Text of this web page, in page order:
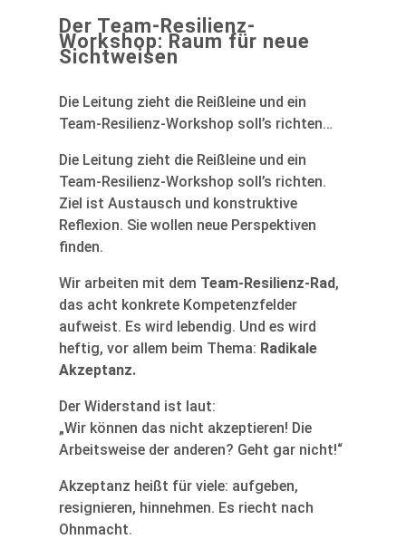
Der Team-Resilienz-
Workshop: Raum für neue
Sichtweisen
Die Leitung zieht die Reißleine und ein
Team-Resilienz-Workshop soll’s richten…
Die Leitung zieht die Reißleine und ein
Team-Resilienz-Workshop soll’s richten.
Ziel ist Austausch und konstruktive
Reflexion. Sie wollen neue Perspektiven
finden.
Wir arbeiten mit dem Team-Resilienz-Rad,
das acht konkrete Kompetenzfelder
aufweist. Es wird lebendig. Und es wird
heftig, vor allem beim Thema: Radikale
Akzeptanz.
Der Widerstand ist laut:
„Wir können das nicht akzeptieren! Die
Arbeitsweise der anderen? Geht gar nicht!“
Akzeptanz heißt für viele: aufgeben,
resignieren, hinnehmen. Es riecht nach
Ohnmacht.